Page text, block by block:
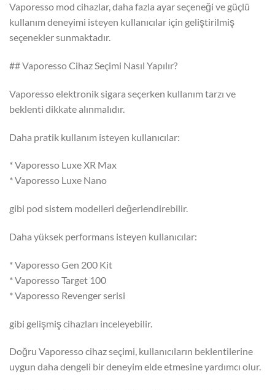
Vaporesso mod cihazlar, daha fazla ayar seçeneği ve güçlü
kullanım deneyimi isteyen kullanıcılar için geliştirilmiş
seçenekler sunmaktadır.
## Vaporesso Cihaz Seçimi Nasıl Yapılır?
Vaporesso elektronik sigara seçerken kullanım tarzı ve
beklenti dikkate alınmalıdır.
Daha pratik kullanım isteyen kullanıcılar:
* Vaporesso Luxe XR Max
* Vaporesso Luxe Nano
gibi pod sistem modelleri değerlendirebilir.
Daha yüksek performans isteyen kullanıcılar:
* Vaporesso Gen 200 Kit
* Vaporesso Target 100
* Vaporesso Revenger serisi
gibi gelişmiş cihazları inceleyebilir.
Doğru Vaporesso cihaz seçimi, kullanıcıların beklentilerine
uygun daha dengeli bir deneyim elde etmesine yardımcı olur.